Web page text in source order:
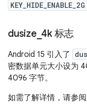
KEY_HIDE_ENABLE_2G
dusize _4k 标志
Android 15 引入了
密数据单元大小设为
4096 字节。
如需了解详情，请参阅